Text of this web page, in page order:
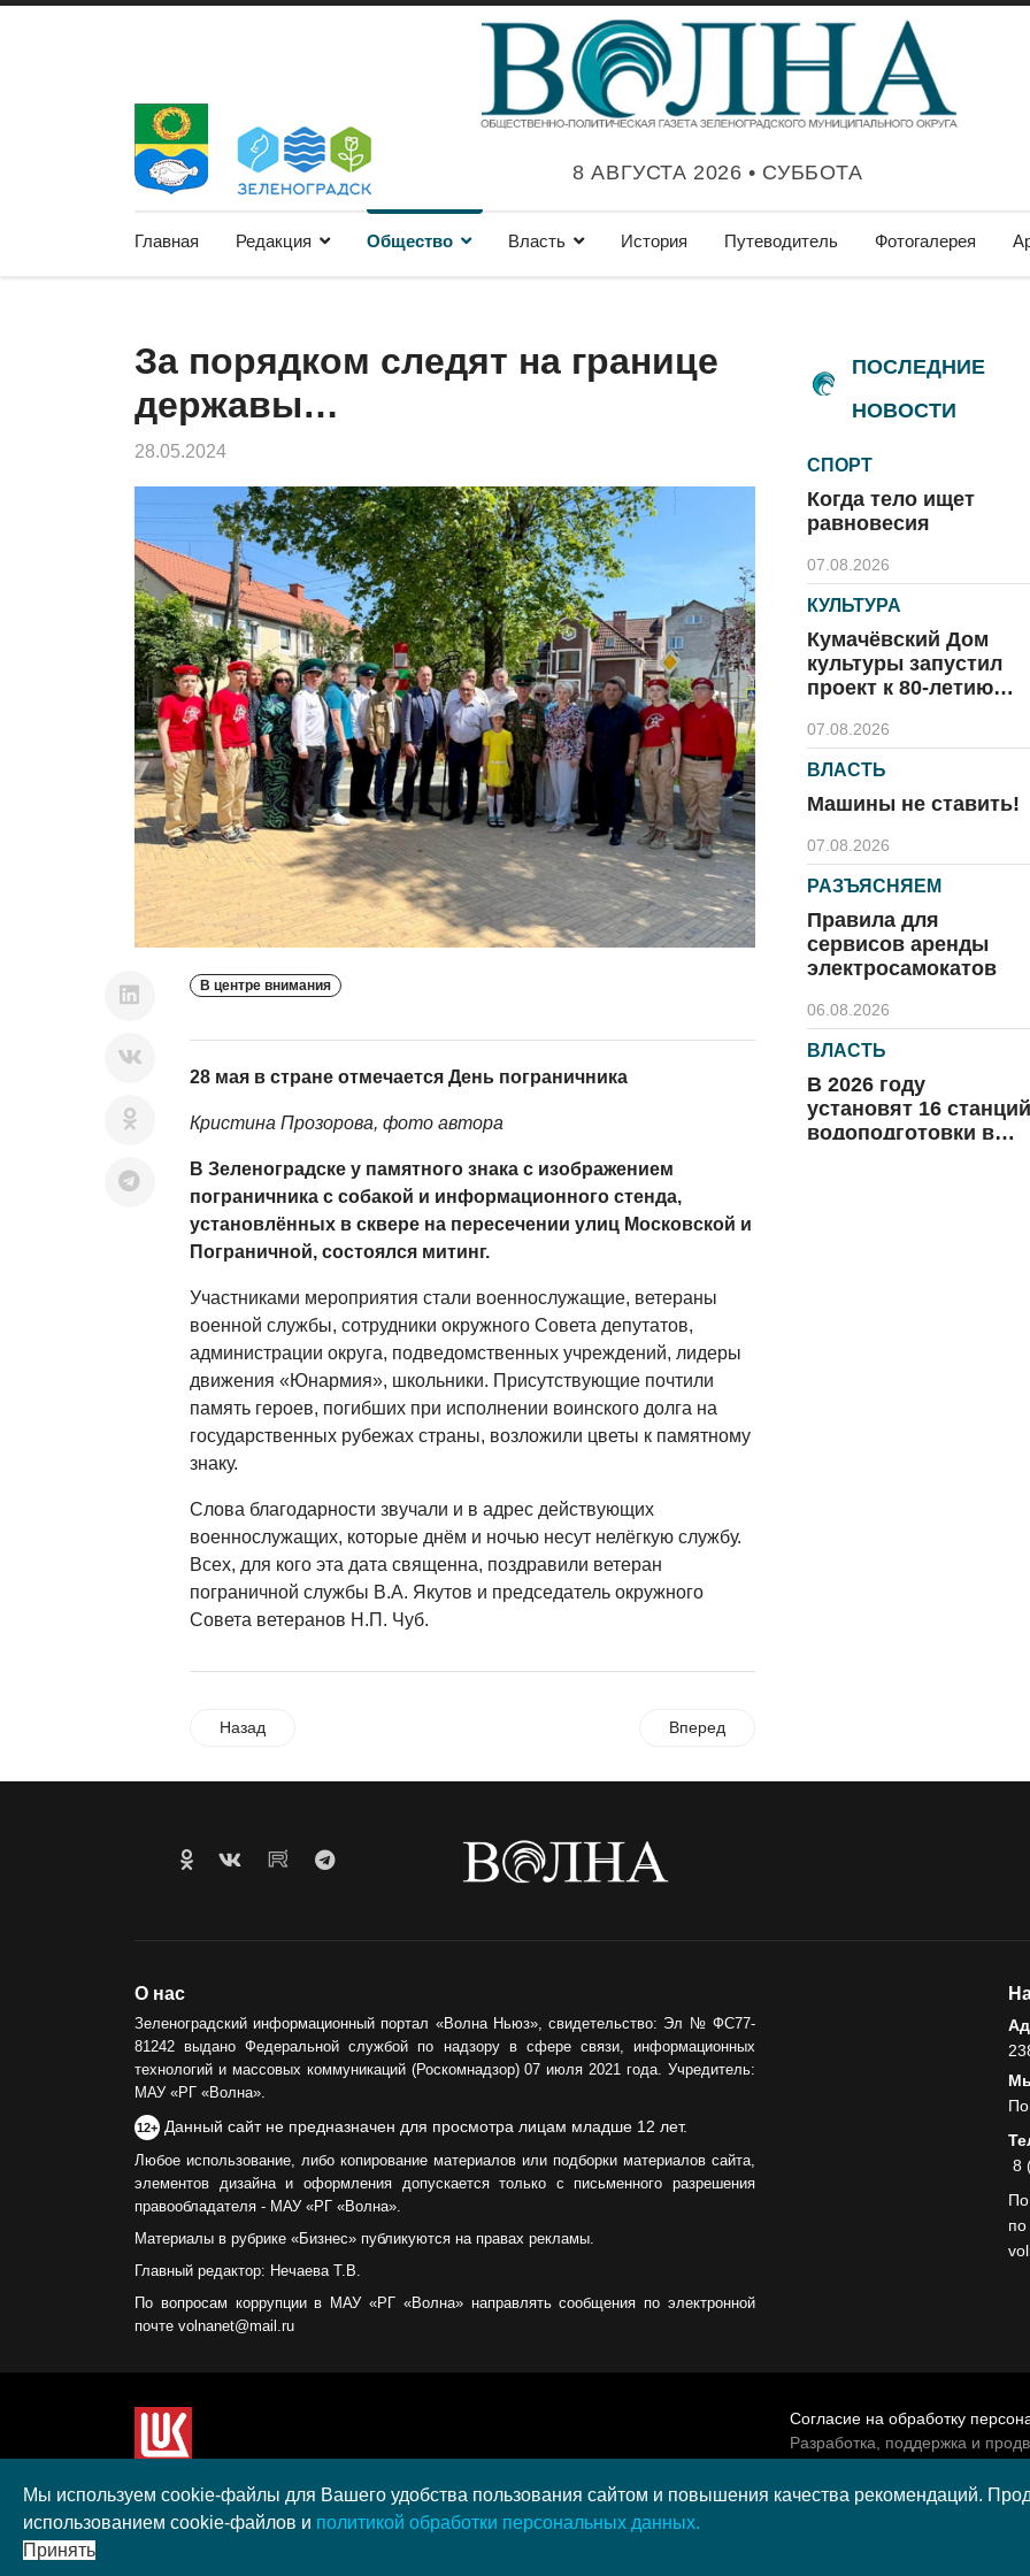
8 АВГУСТА 2026 • СУББОТА
Главная Редакция Общество Власть История Путеводитель Фотогалерея
За порядком следят на границе
державы…
28.05.2024
В центре внимания
28 мая в стране отмечается День пограничника
Кристина Прозорова, фото автора
В Зеленоградске у памятного знака с изображением
пограничника с собакой и информационного стенда,
установлённых в сквере на пересечении улиц Московской и
Пограничной, состоялся митинг.
Участниками мероприятия стали военнослужащие, ветераны
военной службы, сотрудники окружного Совета депутатов,
администрации округа, подведомственных учреждений, лидеры
движения «Юнармия», школьники. Присутствующие почтили
память героев, погибших при исполнении воинского долга на
государственных рубежах страны, возложили цветы к памятному
знаку.
Слова благодарности звучали и в адрес действующих
военнослужащих, которые днём и ночью несут нелёгкую службу.
Всех, для кого эта дата священна, поздравили ветеран
пограничной службы В.А. Якутов и председатель окружного
Совета ветеранов Н.П. Чуб.
Назад Вперед
ПОСЛЕДНИЕ
НОВОСТИ
СПОРТ
Когда тело ищет
равновесия
07.08.2026
КУЛЬТУРА
Кумачёвский Дом
культуры запустил
проект к 80-летию
07.08.2026
ВЛАСТЬ
Машины не ставить!
07.08.2026
РАЗЪЯСНЯЕМ
Правила для
сервисов аренды
электросамокатов
06.08.2026
ВЛАСТЬ
В 2026 году
установят 16 станций
водоподготовки в
06.08.2026
О нас
Зеленоградский информационный портал «Волна Ньюз», свидетельство: Эл № ФС77-
81242 выдано Федеральной службой по надзору в сфере связи, информационных
технологий и массовых коммуникаций (Роскомнадзор) 07 июля 2021 года. Учредитель:
МАУ «РГ «Волна».
12+ Данный сайт не предназначен для просмотра лицам младше 12 лет.
Любое использование, либо копирование материалов или подборки материалов сайта,
элементов дизайна и оформления допускается только с письменного разрешения
правообладателя - МАУ «РГ «Волна».
Материалы в рубрике «Бизнес» публикуются на правах рекламы.
Главный редактор: Нечаева Т.В.
По вопросам коррупции в МАУ «РГ «Волна» направлять сообщения по электронной
почте volnanet@mail.ru
8
Сайт создан при поддержке ООО "ЛУКОЙЛ-КМН" на средства гранта,
полученного в рамках XIII Конкурса социальных и культурных проектов ПАО
Согласие на обработку
Разработка, поддержка и
Мы используем cookie-файлы для Вашего удобства пользования сайтом и повышения качества рекомендаций.
использованием cookie-файлов и политикой обработки персональных данных.
Принять